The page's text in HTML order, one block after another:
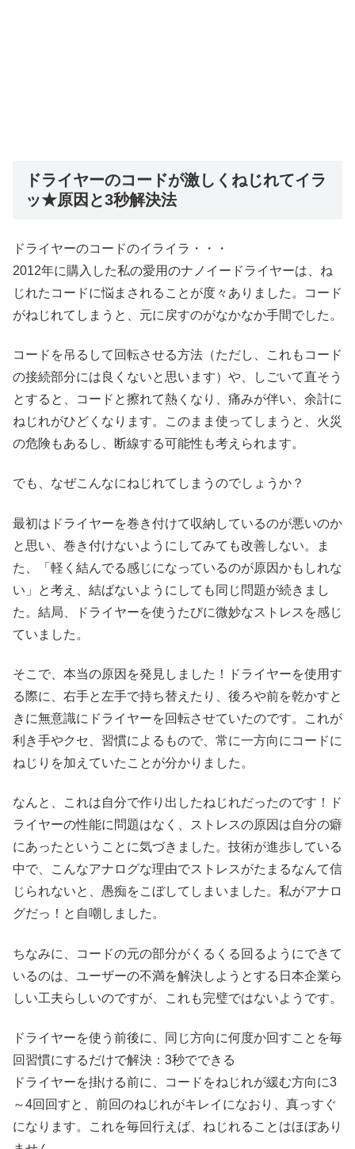
ドライヤーのコードが激しくねじれてイラ
ッ★原因と3秒解決法
ドライヤーのコードのイライラ・・・
2012年に購入した私の愛用のナノイードライヤーは、ね
じれたコードに悩まされることが度々ありました。コード
がねじれてしまうと、元に戻すのがなかなか手間でした。
コードを吊るして回転させる方法（ただし、これもコード
の接続部分には良くないと思います）や、しごいて直そう
とすると、コードと擦れて熱くなり、痛みが伴い、余計に
ねじれがひどくなります。このまま使ってしまうと、火災
の危険もあるし、断線する可能性も考えられます。
でも、なぜこんなにねじれてしまうのでしょうか？
最初はドライヤーを巻き付けて収納しているのが悪いのか
と思い、巻き付けないようにしてみても改善しない。ま
た、「軽く結んでる感じになっているのが原因かもしれな
い」と考え、結ばないようにしても同じ問題が続きまし
た。結局、ドライヤーを使うたびに微妙なストレスを感じ
ていました。
そこで、本当の原因を発見しました！ドライヤーを使用す
る際に、右手と左手で持ち替えたり、後ろや前を乾かすと
きに無意識にドライヤーを回転させていたのです。これが
利き手やクセ、習慣によるもので、常に一方向にコードに
ねじりを加えていたことが分かりました。
なんと、これは自分で作り出したねじれだったのです！ド
ライヤーの性能に問題はなく、ストレスの原因は自分の癖
にあったということに気づきました。技術が進歩している
中で、こんなアナログな理由でストレスがたまるなんて信
じられないと、愚痴をこぼしてしまいました。私がアナロ
グだっ！と自嘲しました。
ちなみに、コードの元の部分がくるくる回るようにできて
いるのは、ユーザーの不満を解決しようとする日本企業ら
しい工夫らしいのですが、これも完璧ではないようです。
ドライヤーを使う前後に、同じ方向に何度か回すことを毎
回習慣にするだけで解決：3秒でできる
ドライヤーを掛ける前に、コードをねじれが緩む方向に3
～4回回すと、前回のねじれがキレイになおり、真っすぐ
になります。これを毎回行えば、ねじれることはほぼあり